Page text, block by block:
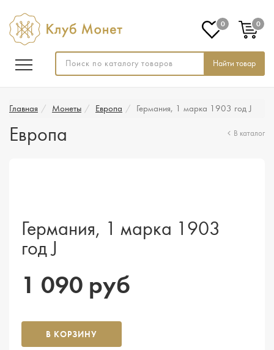
Найти товар
0 0
Главная Монеты Европа Германия, 1 марка 1903 год J
Европа В каталог
Германия, 1 марка 1903
год J
1 090 руб
В КОРЗИНУ